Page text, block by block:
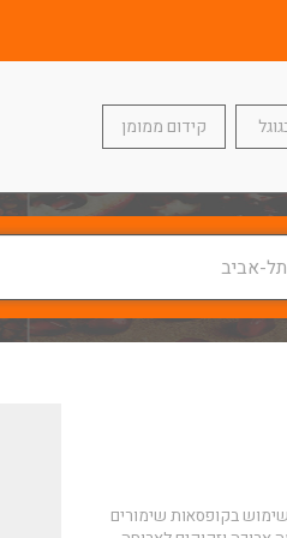
קידום ממומן
אביב
בקופסאות שימורים